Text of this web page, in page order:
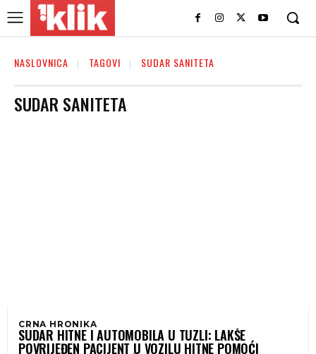
NASLOVNICA TAGOVI SUDAR SANITETA
SUDAR SANITETA
CRNA HRONIKA
SUDAR HITNE I AUTOMOBILA U TUZLI: LAKŠE
POVRIJEĐEN PACIJENT U VOZILU HITNE POMOĆI